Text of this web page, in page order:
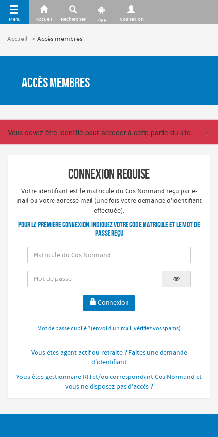
Accueil Accès membres
Accès membres
×
Vous devez être identifié pour accéder à cette partie du site.
Connexion requise
Votre identifiant est le matricule du Cos Normand reçu par e-
mail ou votre adresse mail (une fois votre demande d'identifiant
effectuée).
Pour la première connexion, indiquez votre code matricule et le mot de
passe reçu
Connexion
Mot de passe oublié ? (envoi d'un mail, vérifiez vos spams)
Vous êtes agent actif ou retraité ? Faites une demande
d'identifiant
Vous êtes gestionnaire RH et/ou correspondant Cos Normand et
vous ne disposez pas d'accès ?
Panneau de gestion des cookies